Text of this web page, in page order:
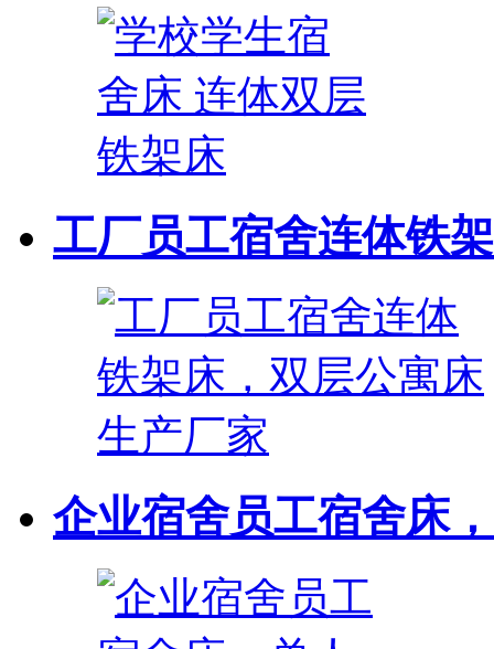
工厂员工宿舍连体铁
企业宿舍员工宿舍床